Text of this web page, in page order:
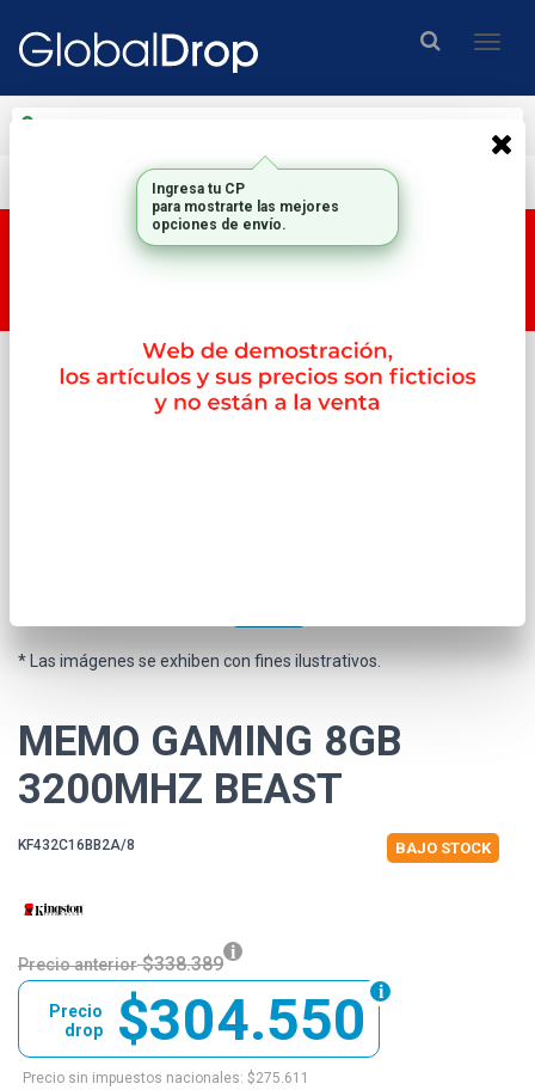
Envío gratis en compras mayores a $200.000.-
Esta tienda es una tienda DEMO, por lo tanto los
productos y su correspondiente PRECIO no son
Inicio Memorias 2memorias Valueram
* Las imágenes se exhiben con fines ilustrativos.
MEMO GAMING 8GB
3200MHZ BEAST
KF432C16BB2A/8 BAJO STOCK
Precio anterior $338.389
$304.550
Precio
drop
Precio sin impuestos nacionales: $275.611